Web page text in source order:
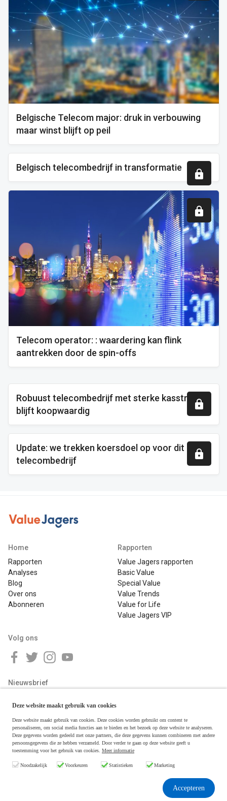
Belgische Telecom major: druk in verbouwing
maar winst blijft op peil
Belgisch telecombedrijf in transformatie
Telecom operator: : waardering kan flink
aantrekken door de spin-offs
Robuust telecombedrijf met sterke kasstromen
blijft koopwaardig
Update: we trekken koersdoel op voor dit
telecombedrijf
Home
Rapporten
Analyses
Blog
Over ons
Abonneren
Rapporten
Value Jagers rapporten
Basic Value
Special Value
Value Trends
Value for Life
Value Jagers VIP
Volg ons
Nieuwsbrief
Deze website maakt gebruik van cookies
Deze website maakt gebruik van cookies. Deze cookies worden gebruikt om content te
personaliseren, om social media functies aan te bieden en het bezoek op deze website te analyseren.
Deze gegevens worden gedeeld met onze partners, die deze gegevens kunnen combineren met andere
persoonsgegevens die ze hebben verzameld. Door verder te gaan op deze website geeft u
toestemming voor het gebruik van cookies. Meer informatie
Noodzakelijk Voorkeuren Statistieken Marketing
Accepteren